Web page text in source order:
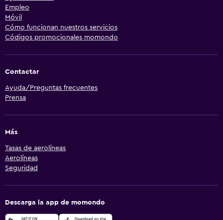
Empleo
Móvil
Cómo funcionan nuestros servicios
Códigos promocionales momondo
Contactar
Ayuda/Preguntas frecuentes
Prensa
Más
Tasas de aerolíneas
Aerolíneas
Seguridad
Descarga la app de momondo